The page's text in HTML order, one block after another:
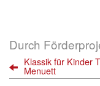
Durch
Klassik für Kinder
Menuett